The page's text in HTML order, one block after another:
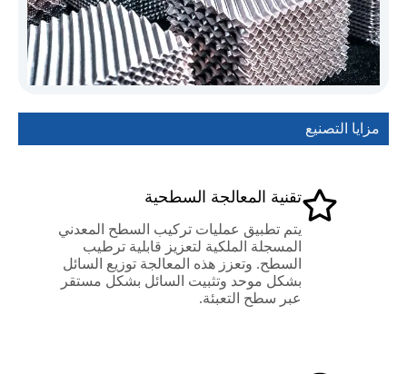
مزايا التصنيع
تقنية المعالجة السطحية
يتم تطبيق عمليات تركيب السطح المعدني
المسجلة الملكية لتعزيز قابلية ترطيب
السطح. وتعزز هذه المعالجة توزيع السائل
بشكل موحد وتثبيت السائل بشكل مستقر
عبر سطح التعبئة.